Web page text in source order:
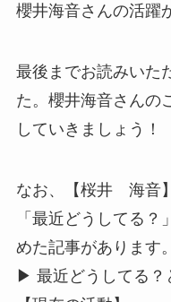
櫻井海音さんの活躍
最後までお読みいた
た。櫻井海音さんの
していきましょう！
なお、【桜井 海音
「最近どうしてる
めた記事があります。
▶︎ 最近どうしてる？